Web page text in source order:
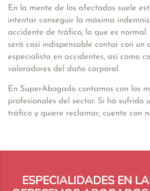
En la mente de los afectados suele
intentar conseguir la máxima
accidente de tráfico, lo que es
será casi indispensable contar con un
especialista en accidentes, así como
valoradores del daño corporal.
En SuperAbogado contamos con los
profesionales del sector. Si ha sufrido
tráfico y quiere reclamar, cuente con
ESPECIALIDADES EN